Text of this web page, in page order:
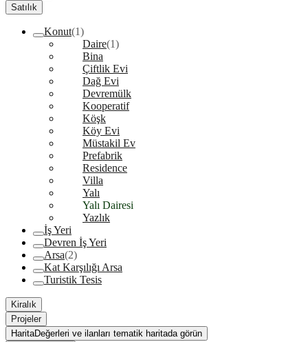
Satılık
Konut(1)
Daire(1)
Bina
Çiftlik Evi
Dağ Evi
Devremülk
Kooperatif
Köşk
Köy Evi
Müstakil Ev
Prefabrik
Residence
Villa
Yalı
Yalı Dairesi
Yazlık
İş Yeri
Devren İş Yeri
Arsa(2)
Kat Karşılığı Arsa
Turistik Tesis
Kiralık
Projeler
HaritaDeğerleri ve ilanları tematik haritada görün